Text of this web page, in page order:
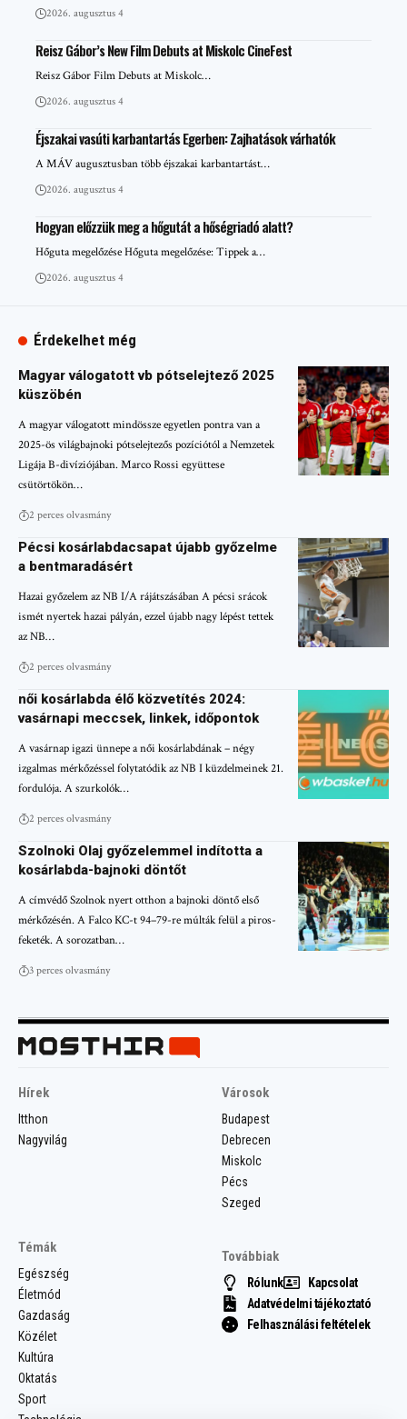
2026. augusztus 4
Reisz Gábor’s New Film Debuts at Miskolc CineFest
Reisz Gábor Film Debuts at Miskolc…
2026. augusztus 4
Éjszakai vasúti karbantartás Egerben: Zajhatások várhatók
A MÁV augusztusban több éjszakai karbantartást…
2026. augusztus 4
Hogyan előzzük meg a hőgutát a hőségriadó alatt?
Hőguta megelőzése Hőguta megelőzése: Tippek a…
2026. augusztus 4
Érdekelhet még
Magyar válogatott vb pótselejtező 2025
küszöbén
A magyar válogatott mindössze egyetlen pontra van a
2025-ös világbajnoki pótselejtezős pozíciótól a Nemzetek
Ligája B-divíziójában. Marco Rossi együttese
csütörtökön…
2 perces olvasmány
Pécsi kosárlabdacsapat újabb győzelme
a bentmaradásért
Hazai győzelem az NB I/A rájátszásában A pécsi srácok
ismét nyertek hazai pályán, ezzel újabb nagy lépést tettek
az NB…
2 perces olvasmány
női kosárlabda élő közvetítés 2024:
vasárnapi meccsek, linkek, időpontok
A vasárnap igazi ünnepe a női kosárlabdának – négy
izgalmas mérkőzéssel folytatódik az NB I küzdelmeinek 21.
fordulója. A szurkolók…
2 perces olvasmány
Szolnoki Olaj győzelemmel indította a
kosárlabda-bajnoki döntőt
A címvédő Szolnok nyert otthon a bajnoki döntő első
mérkőzésén. A Falco KC-t 94–79-re múlták felül a piros-
feketék. A sorozatban…
3 perces olvasmány
Hírek
Itthon
Nagyvilág
Városok
Budapest
Debrecen
Miskolc
Pécs
Szeged
Témák
Egészség
Életmód
Gazdaság
Közélet
Kultúra
Oktatás
Sport
Továbbiak
Rólunk
Kapcsolat
Adatvédelmi tájékoztató
Felhasználási feltételek